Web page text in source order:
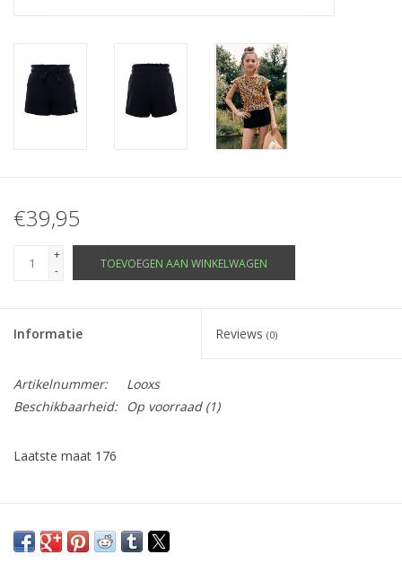
€39,95
+
-
TOEVOEGEN AAN WINKELWAGEN
Informatie Reviews (0)
Artikelnummer:
Looxs
Beschikbaarheid:
Op voorraad(1)
Laatste maat 176